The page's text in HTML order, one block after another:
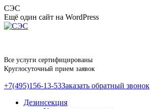
Перейти
к
содержанию
СЭС
Ещё один сайт на WordPress
Все услуги сертифицированы
Круглосуточный прием заявок
+7(495)156-13-53Заказать обратный звонок
Дезинсекция